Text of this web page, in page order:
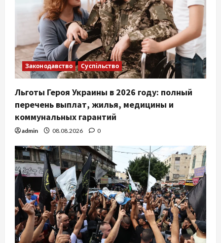
Законодавство Суспільство
Льготы Героя Украины в 2026 году: полный
перечень выплат, жилья, медицины и
коммунальных гарантий
admin 08.08.2026 0